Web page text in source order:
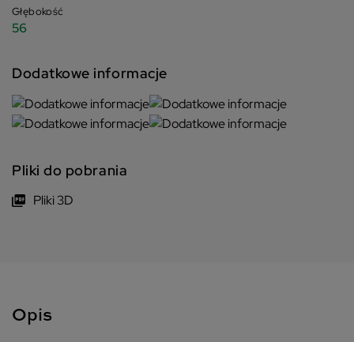
Głębokość
56
Dodatkowe informacje
Pliki do pobrania
Pliki 3D
Opis